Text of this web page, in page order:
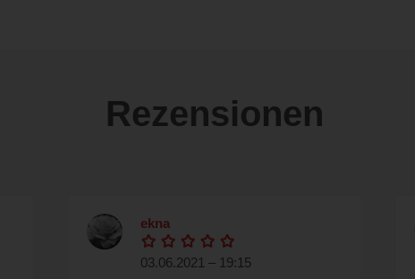
Rezensionen
ekna
03.06.2021 – 19:15